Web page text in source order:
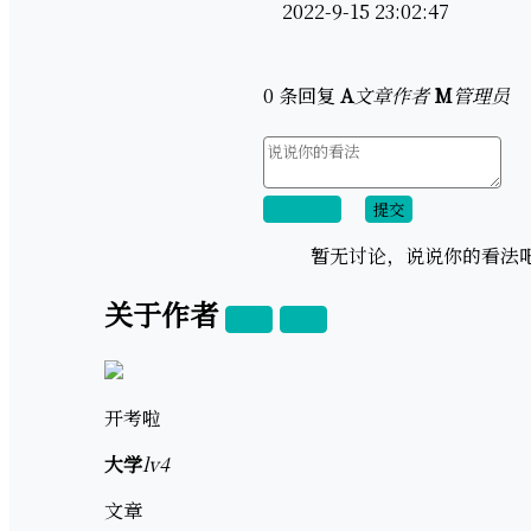
2022-9-15 23:02:47
0 条回复 A文章作者 M管理员
提交
暂无讨论，说说你的看法
关于作者
开考啦
大学lv4
文章